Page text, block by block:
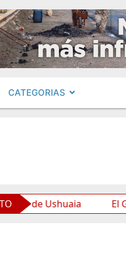
CATEGORIAS
Ushuaia El Gobierno